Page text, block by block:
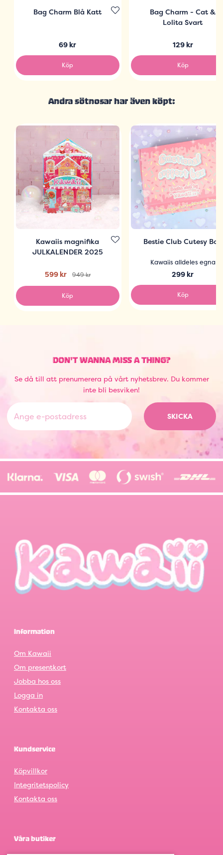
Bag Charm Blå Katt
69 kr
Köp
Bag Charm - Cat &
Lolita Svart
129 kr
Köp
Andra sötnosar har även köpt:
Kawaiis magnifika
JULKALENDER 2025
599 kr 949 kr
Köp
Bestie Club Cutesy Box
Kawaiis alldeles egna
299 kr
Köp
DON'T WANNA MISS A THING?
Se då till att prenumerera på vårt nyhetsbrev. Du kommer
inte bli besviken!
SKICKA
Information
Om Kawaii
Om presentkort
Jobba hos oss
Logga in
Kontakta oss
Kundservice
Köpvillkor
Integritetspolicy
Kontakta oss
Våra butiker